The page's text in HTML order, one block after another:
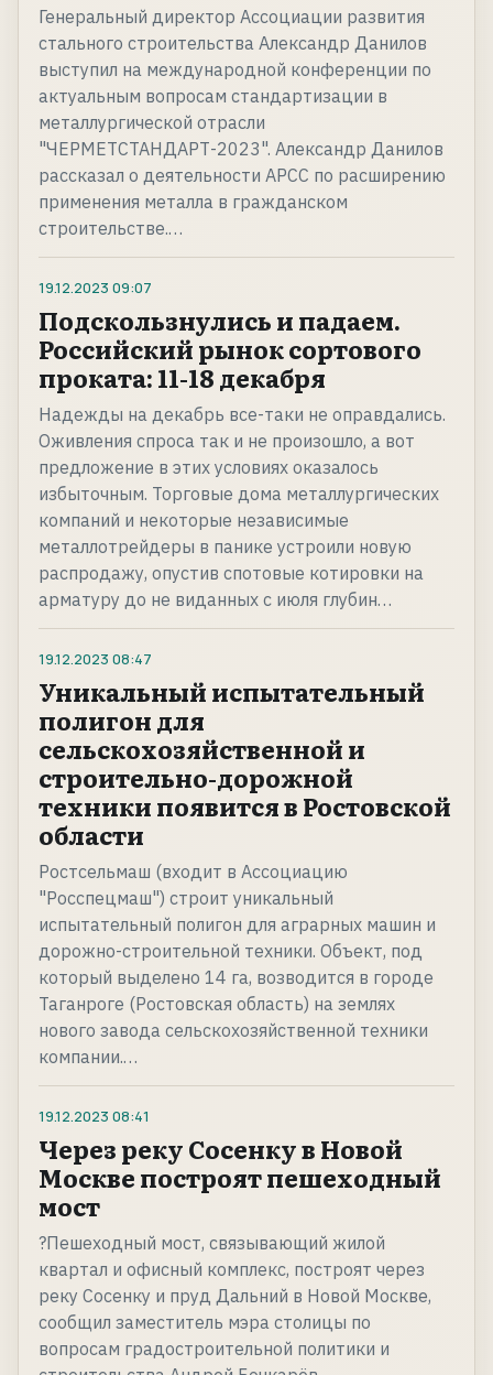
Генеральный директор Ассоциации развития
стального строительства Александр Данилов
выступил на международной конференции по
актуальным вопросам стандартизации в
металлургической отрасли
"ЧЕРМЕТСТАНДАРТ-2023". Александр Данилов
рассказал о деятельности АРСС по расширению
применения металла в гражданском
строительстве.…
19.12.2023 09:07
Подскользнулись и падаем.
Российский рынок сортового
проката: 11-18 декабря
Надежды на декабрь все-таки не оправдались.
Оживления спроса так и не произошло, а вот
предложение в этих условиях оказалось
избыточным. Торговые дома металлургических
компаний и некоторые независимые
металлотрейдеры в панике устроили новую
распродажу, опустив спотовые котировки на
арматуру до не виданных с июля глубин…
19.12.2023 08:47
Уникальный испытательный
полигон для
сельскохозяйственной и
строительно-дорожной
техники появится в Ростовской
области
Ростсельмаш (входит в Ассоциацию
"Росспецмаш") строит уникальный
испытательный полигон для аграрных машин и
дорожно-строительной техники. Объект, под
который выделено 14 га, возводится в городе
Таганроге (Ростовская область) на землях
нового завода сельскохозяйственной техники
компании.…
19.12.2023 08:41
Через реку Сосенку в Новой
Москве построят пешеходный
мост
?Пешеходный мост, связывающий жилой
квартал и офисный комплекс, построят через
реку Сосенку и пруд Дальний в Новой Москве,
сообщил заместитель мэра столицы по
вопросам градостроительной политики и